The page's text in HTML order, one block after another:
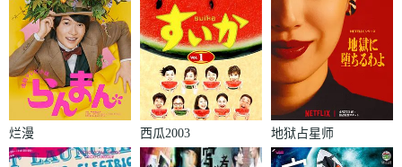
烂漫 西瓜2003 地狱占星师